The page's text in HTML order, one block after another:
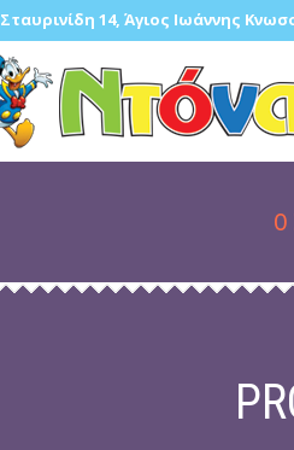
Σταυρινίδη 14, Άγιος Ιωάννης
Ο